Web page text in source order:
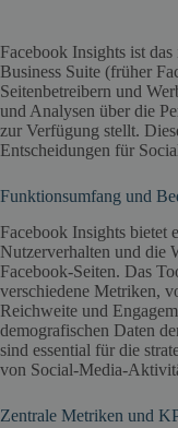
Facebook Insights ist
Business Suite (früher
Seitenbetreibern und
und Analysen über die
zur Verfügung stellt.
Entscheidungen für
Funktionsumfang und
Facebook Insights bietet
Nutzerverhalten und die
Facebook-Seiten. Das
verschiedene Metriken,
Reichweite und
demografischen Daten
sind essential für die
von Social-Media-
Zentrale Metriken und